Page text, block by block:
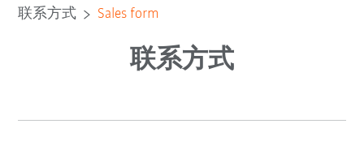
联系方式 Sales form
联系方式